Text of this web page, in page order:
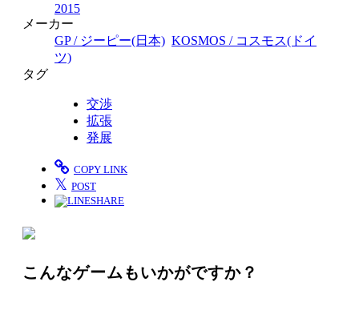
2015
メーカー
GP / ジーピー(日本) KOSMOS / コスモス(ドイ
ツ)
タグ
交渉
拡張
発展
COPY LINK
𝕏 POST
SHARE
こんなゲームもいかがですか？